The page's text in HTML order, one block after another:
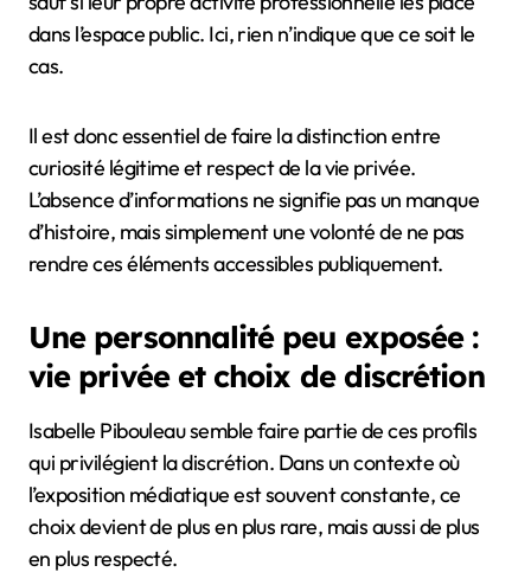
dans l’espace public. Ici, rien n’indique que ce soit le
cas.
Il est donc essentiel de faire la distinction entre
curiosité légitime et respect de la vie privée.
L’absence d’informations ne signifie pas un manque
d’histoire, mais simplement une volonté de ne pas
rendre ces éléments accessibles publiquement.
Une personnalité peu exposée :
vie privée et choix de discrétion
Isabelle Pibouleau semble faire partie de ces profils
qui privilégient la discrétion. Dans un contexte où
l’exposition médiatique est souvent constante, ce
choix devient de plus en plus rare, mais aussi de plus
en plus respecté.